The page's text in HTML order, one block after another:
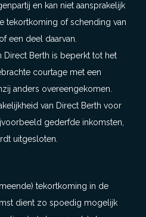
en kan niet aansprakelijk
tekortkoming of schending van
een deel daarvan.
Direct Berth is beperkt tot het
courtage met een
anders overeengekomen.
van Direct Berth voor
gederfde inkomsten,
uitgesloten.
tekortkoming in de
dient zo spoedig mogelijk